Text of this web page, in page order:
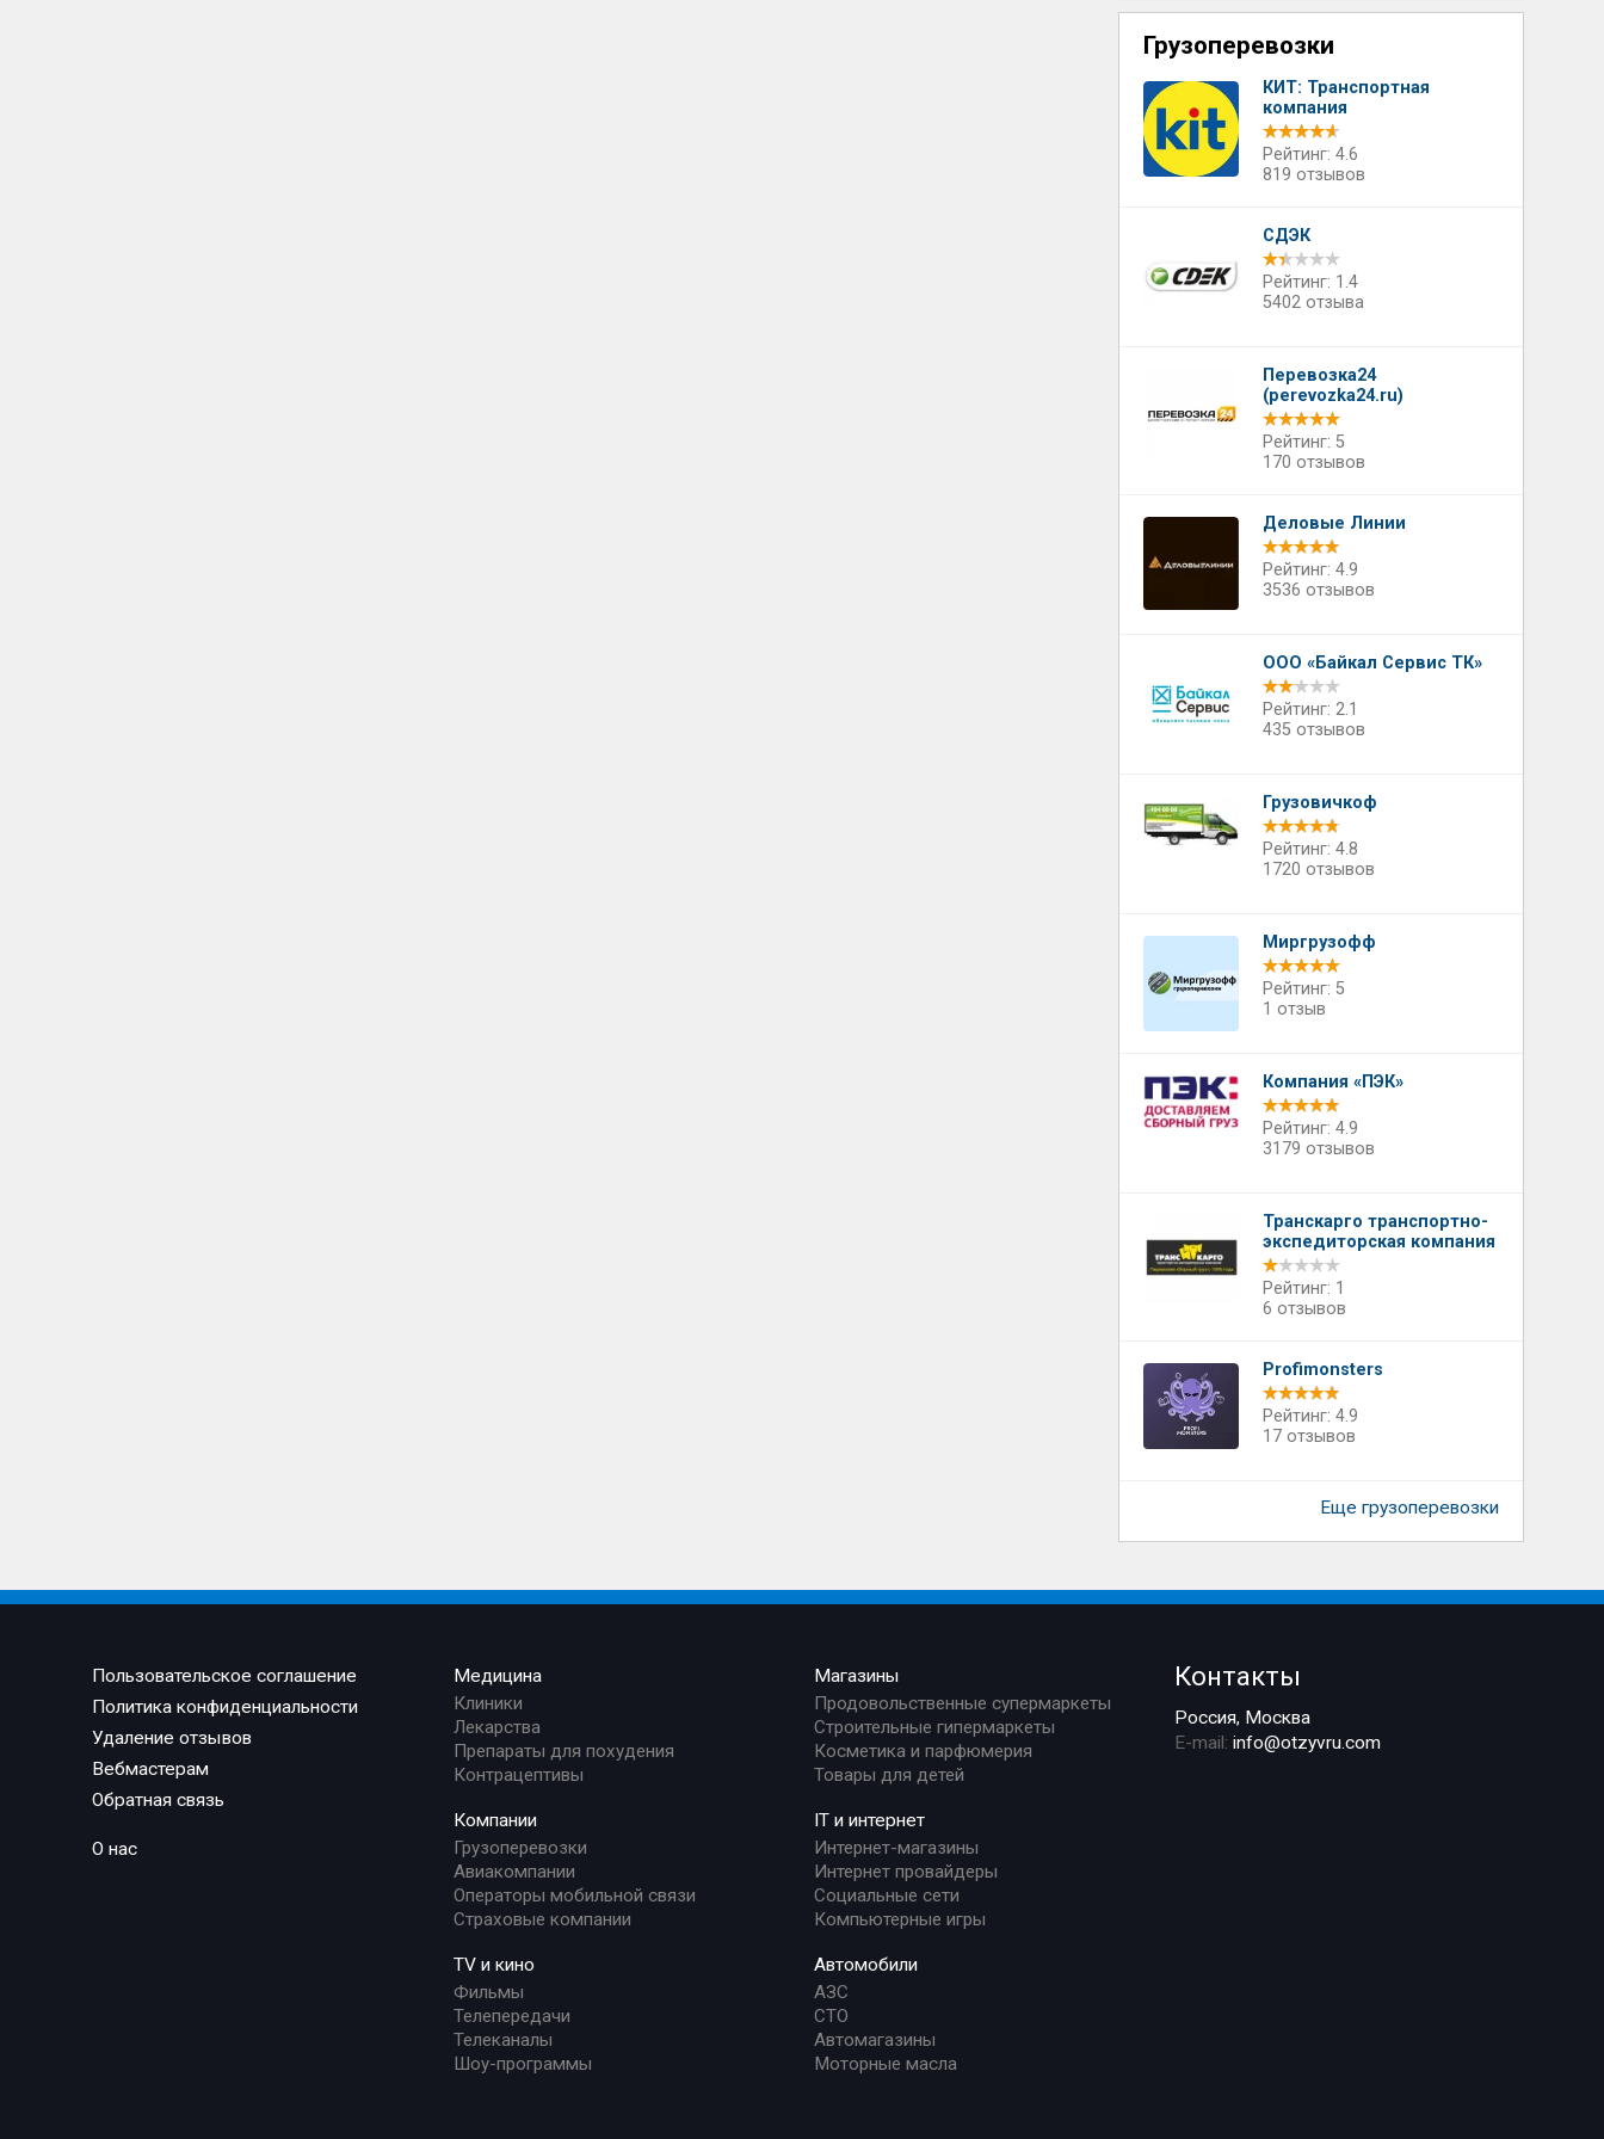
Грузоперевозки
КИТ: Транспортная
компания
Рейтинг: 4.6
819 отзывов
СДЭК
Рейтинг: 1.4
5402 отзыва
Перевозка24
(perevozka24.ru)
Рейтинг: 5
170 отзывов
Деловые Линии
Рейтинг: 4.9
3536 отзывов
ООО «Байкал Сервис ТК»
Рейтинг: 2.1
435 отзывов
Грузовичкоф
Рейтинг: 4.8
1720 отзывов
Миргрузофф
Рейтинг: 5
1 отзыв
Компания «ПЭК»
Рейтинг: 4.9
3179 отзывов
Транскарго транспортно-
экспедиторская компания
Рейтинг: 1
6 отзывов
Profimonsters
Рейтинг: 4.9
17 отзывов
Еще грузоперевозки
Пользовательское соглашение
Политика конфиденциальности
Удаление отзывов
Вебмастерам
Обратная связь
О нас
Медицина
Клиники
Лекарства
Препараты для похудения
Контрацептивы
Компании
Грузоперевозки
Авиакомпании
Операторы мобильной связи
Страховые компании
TV и кино
Фильмы
Телепередачи
Телеканалы
Шоу-программы
Магазины
Продовольственные супермаркеты
Строительные гипермаркеты
Косметика и парфюмерия
Товары для детей
IT и интернет
Интернет-магазины
Интернет провайдеры
Социальные сети
Компьютерные игры
Автомобили
АЗС
СТО
Автомагазины
Моторные масла
Контакты
Россия, Москва
E-mail:info@otzyvru.com